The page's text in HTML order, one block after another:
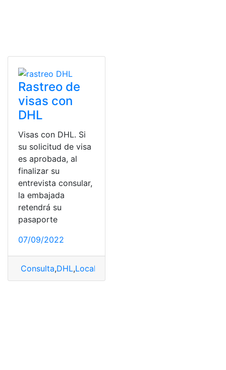
Rastreo de
visas con
DHL
Visas con DHL. Si
su solicitud de visa
es aprobada, al
finalizar su
entrevista consular,
la embajada
retendrá su
pasaporte
07/09/2022
Consulta,DHL,Localización